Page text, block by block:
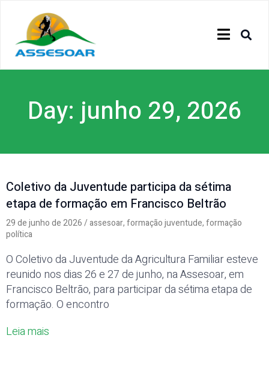
Day: junho 29, 2026
Coletivo da Juventude participa da sétima
etapa de formação em Francisco Beltrão
29 de junho de 2026/assesoar,formação juventude,formação
política
O Coletivo da Juventude da Agricultura Familiar esteve
reunido nos dias 26 e 27 de junho, na Assesoar, em
Francisco Beltrão, para participar da sétima etapa de
formação. O encontro
Leia mais